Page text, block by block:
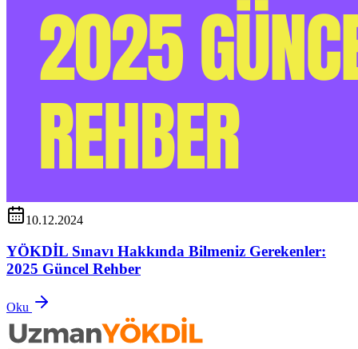
10.12.2024
YÖKDİL Sınavı Hakkında Bilmeniz Gerekenler:
2025 Güncel Rehber
Oku